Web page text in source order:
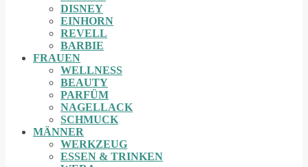
DISNEY
EINHORN
REVELL
BARBIE
FRAUEN
WELLNESS
BEAUTY
PARFÜM
NAGELLACK
SCHMUCK
MÄNNER
WERKZEUG
ESSEN & TRINKEN